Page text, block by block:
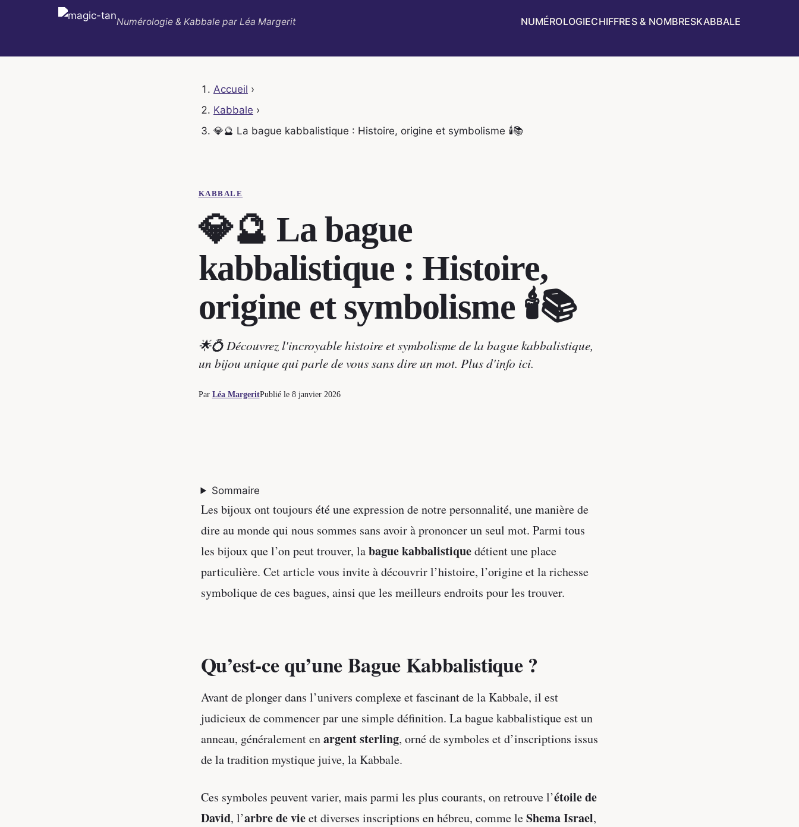
Numérologie & Kabbale par Léa Margerit NUMÉROLOGIECHIFFRES & NOMBRESKABBALE
Accueil ›
Kabbale ›
💎🔮 La bague kabbalistique : Histoire, origine et symbolisme 🕯️📚
KABBALE
💎🔮 La bague
kabbalistique : Histoire,
origine et symbolisme 🕯️📚
🌟💍 Découvrez l'incroyable histoire et symbolisme de la bague kabbalistique,
un bijou unique qui parle de vous sans dire un mot. Plus d'info ici.
Par Léa MargeritPublié le 8 janvier 2026
Sommaire
Les bijoux ont toujours été une expression de notre personnalité, une manière de
dire au monde qui nous sommes sans avoir à prononcer un seul mot. Parmi tous
les bijoux que l’on peut trouver, labague kabbalistiquedétient une place
particulière. Cet article vous invite à découvrir l’histoire, l’origine et la richesse
symbolique de ces bagues, ainsi que les meilleurs endroits pour les trouver.
Qu’est-ce qu’une Bague Kabbalistique ?
Avant de plonger dans l’univers complexe et fascinant de la Kabbale, il est
judicieux de commencer par une simple définition. La bague kabbalistique est un
anneau, généralement enargent sterling, orné de symboles et d’inscriptions issus
de la tradition mystique juive, la Kabbale.
Ces symboles peuvent varier, mais parmi les plus courants, on retrouve l’étoile de
David, l’arbre de vieet diverses inscriptions en hébreu, comme leShema Israel,